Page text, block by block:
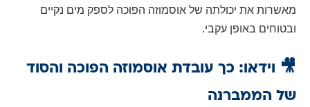
מאשרות את יכולתה של אוסמוזה הפוכה לספק מים נקיים
ובטוחים באופן עקבי.
🎥 וידאו: כך עובדת אוסמוזה הפוכה והסוד
של הממברנה